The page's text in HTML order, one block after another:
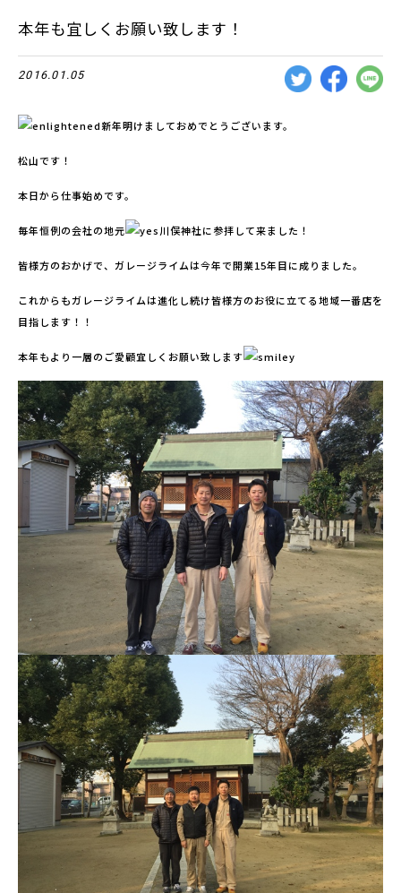
本年も宜しくお願い致します！
2016.01.05
新年明けましておめでとうございます。
松山です！
本日から仕事始めです。
毎年恒例の会社の地元 川俣神社に参拝して来ました！
皆様方のおかげで、ガレージライムは今年で開業15年目に成りました。
これからもガレージライムは進化し続け皆様方のお役に立てる地域一番店を
目指します！！
本年もより一層のご愛顧宜しくお願い致します